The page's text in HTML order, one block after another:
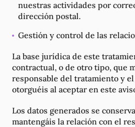
nuestras actividades por
dirección postal.
Gestión y control de las
La base jurídica de este
contractual, o de otro tipo, que
responsable del tratamiento y
otorguéis al aceptar en este
Los datos generados se
mantengáis la relación con el